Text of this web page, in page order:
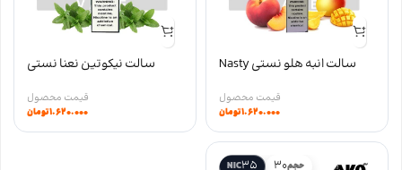
سالت انبه هلو نستی Nasty
۱.۶۲۰.۰۰۰تومان
سالت نیکوتین نعنا نستی
۱.۶۲۰.۰۰۰تومان
حجم30
35
NIC